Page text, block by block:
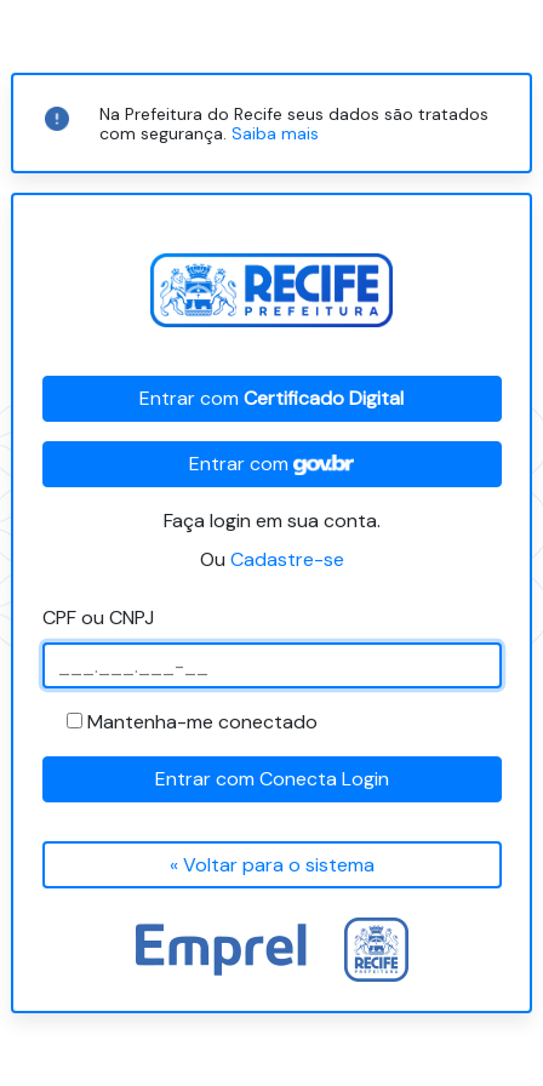
Na Prefeitura do Recife seus dados são tratados
com segurança.Saiba mais
Entrar comCertificado Digital
Entrar com
Faça login em sua conta.
Ou Cadastre-se
CPF ou CNPJ
Mantenha-me conectado
Entrar com Conecta Login
« Voltar para o sistema